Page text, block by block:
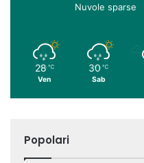
Nuvole sparse
28 ℃
Ven
30 ℃
Sab
Popolari